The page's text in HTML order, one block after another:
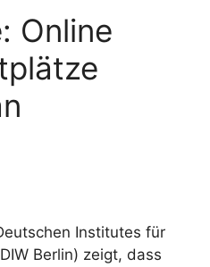
Online
Institutes für
Berlin) zeigt, dass